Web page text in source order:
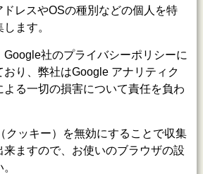
ドレスやOSの種別などの個人を特
ます。
Google社のプライバシーポリシーに
り、弊社はGoogle アナリティク
よる一切の損害について責任を負わ
クッキー）を無効にすることで収集
来ますので、お使いのブラウザの設